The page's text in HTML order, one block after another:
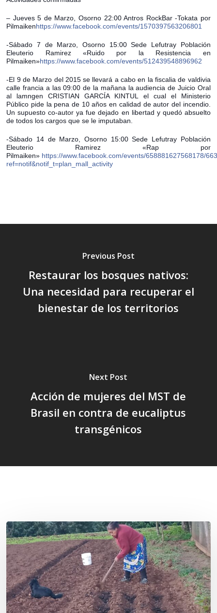
– Jueves 5 de Marzo, Osorno 22:00 Antros RockBar -Tokata por
Pilmaikenhttps://www.facebook.com/events/1570397563206801
-Sábado 7 de Marzo, Osorno 15:00 Sede Lefutray Población
Eleuterio Ramirez «Ruido por la Resistencia en
Pilmaiken»https://www.facebook.com/events/512439548896962
-El 9 de Marzo del 2015 se llevará a cabo en la fiscalia de valdivia
calle francia a las 09:00 de la mañana la audiencia de Juicio Oral
al lamngen CRISTIAN GARCÍA KINTUL el cual el Ministerio
Público pide la pena de 10 años en calidad de autor del incendio.
Un supuesto co-autor ya fue dejado en libertad y quedó absuelto
de todos los cargos que se le imputaban.
-Sábado 14 de Marzo, Osorno 15:00 Sede Lefutray Población
Eleuterio Ramirez «Rap por
Pilmaiken» https://www.facebook.com/events/658881627568178/
ref=notif&notif_t=plan_mall_activity
Previous Post
Restaurar los bosques nativos:
Una necesidad para recuperar el
bienestar de los territorios
Next Post
Acción de mujeres del MST de
Brasil en contra de eucaliptus
transgénicos
«La
privatización
de
las
semillas
constituye